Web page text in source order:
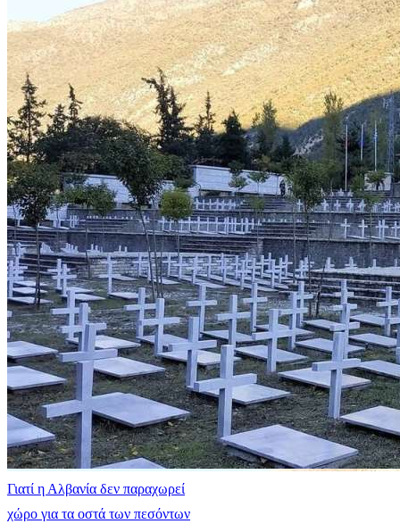
Γιατί η Αλβανία δεν παραχωρεί
χώρο για τα οστά των πεσόντων